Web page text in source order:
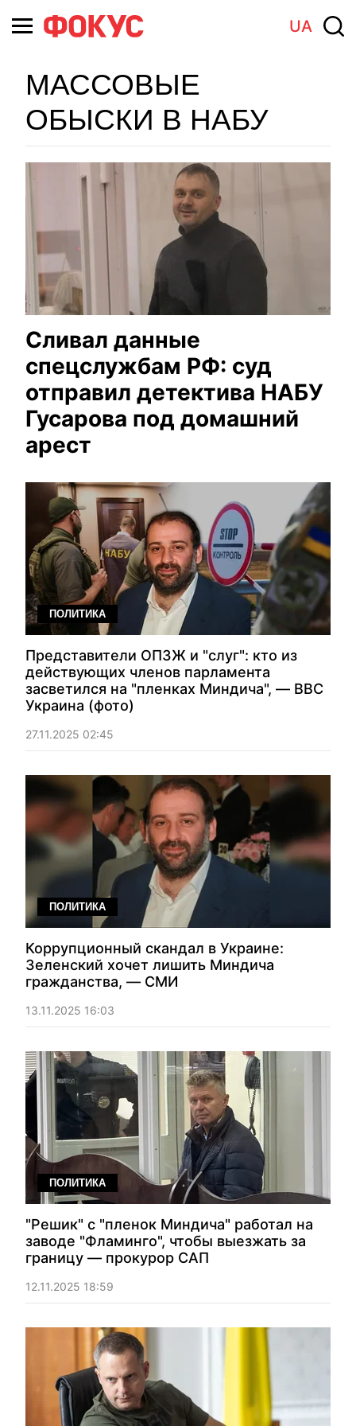
UA
МАССОВЫЕ
ОБЫСКИ В НАБУ
Сливал данные
спецслужбам РФ: суд
отправил детектива НАБУ
Гусарова под домашний
арест
ПОЛИТИКА
Представители ОПЗЖ и "слуг": кто из
действующих членов парламента
засветился на "пленках Миндича", — BBC
Украина (фото)
27.11.2025 02:45
ПОЛИТИКА
Коррупционный скандал в Украине:
Зеленский хочет лишить Миндича
гражданства, — СМИ
13.11.2025 16:03
ПОЛИТИКА
"Решик" с "пленок Миндича" работал на
заводе "Фламинго", чтобы выезжать за
границу — прокурор САП
12.11.2025 18:59